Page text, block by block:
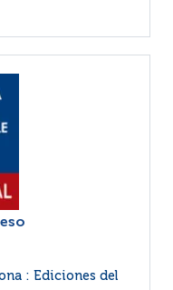
: Ediciones del